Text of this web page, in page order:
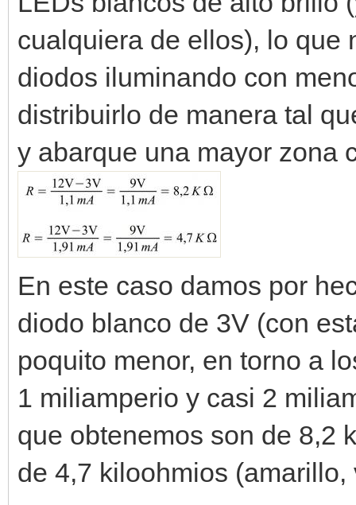
cualquiera de ellos), lo que
diodos iluminando con
distribuirlo de manera tal
y abarque una mayor zona
En este caso damos por
diodo blanco de 3V (con
poquito menor, en torno a
1 miliamperio y casi 2
que obtenemos son de 8,2
de 4,7 kiloohmios